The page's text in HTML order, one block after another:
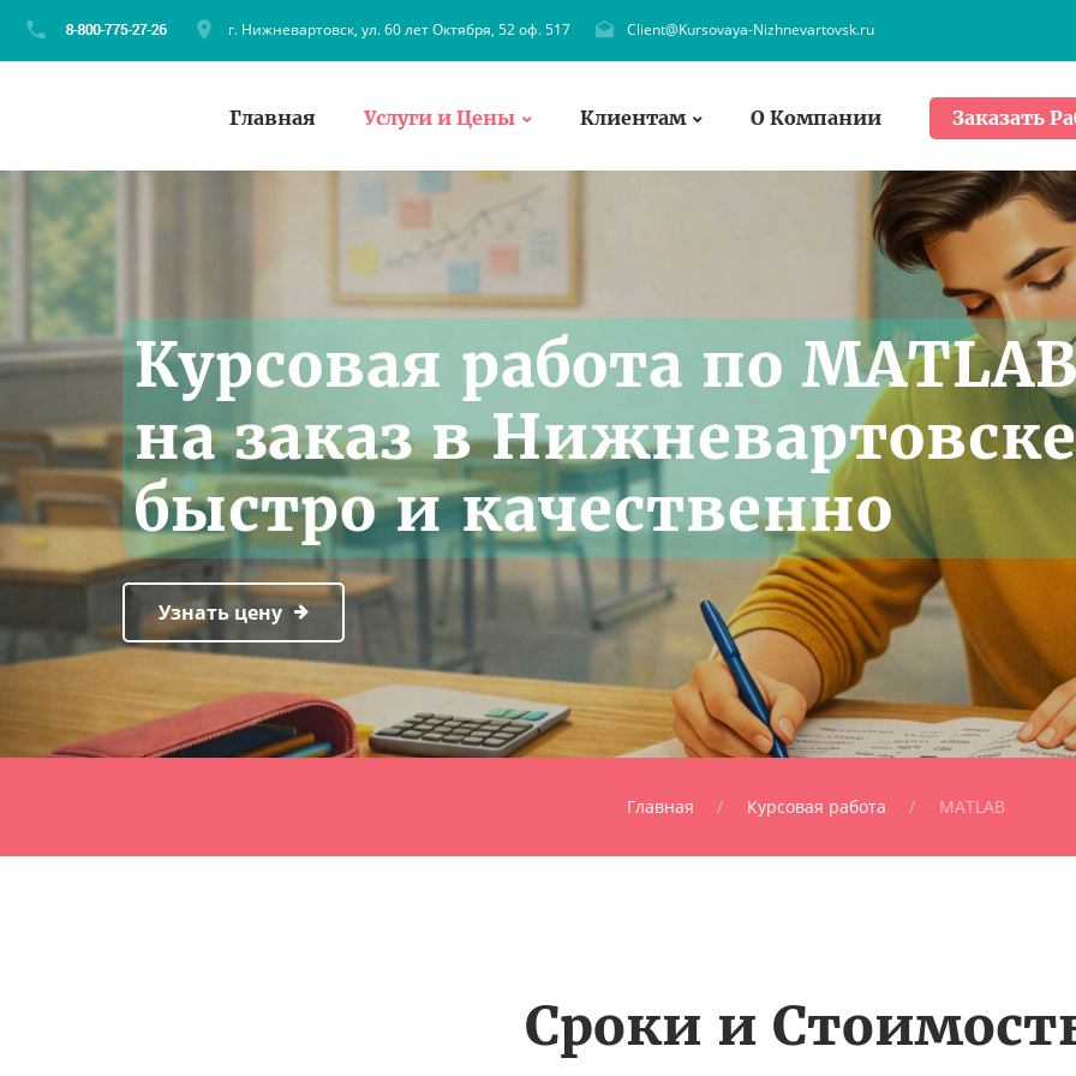
г. Нижневартовск, ул. 60 лет Октября, 52 оф. 517 Client@Kursovaya-Nizhnevartovsk.ru
Главная Услуги и Цены Клиентам О Компании Заказать
Курсовая работа по
на заказ в
быстро и качественно
Узнать цену
Главная Курсовая работа MATLAB
Сроки и